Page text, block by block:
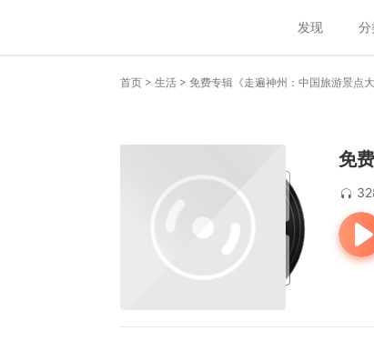
发现 分
首页 > 生活 > 免费专辑《走遍神州：中国旅游景点大
免